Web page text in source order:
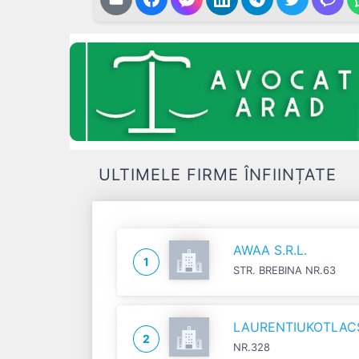
ULTIMELE FIRME ÎNFIINȚATE
1
AWAA S.R.L.
STR. BREBINA NR.63
2
NR.328